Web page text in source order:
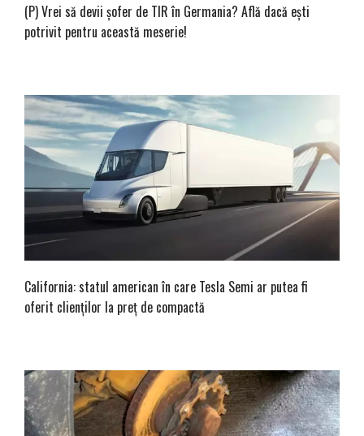
(P) Vrei să devii șofer de TIR în Germania? Află dacă ești
potrivit pentru această meserie!
California: statul american în care Tesla Semi ar putea fi
oferit clienților la preț de compactă